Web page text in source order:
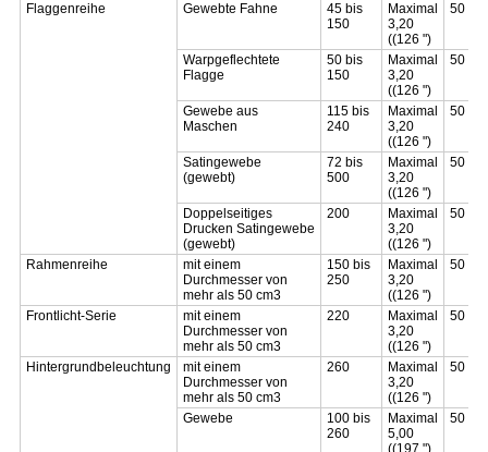
Flaggenreihe
Gewebte Fahne
45 bis
150
Maximal
3,20
((126 ")
50
Warpgeflechtete
Flagge
50 bis
150
Maximal
3,20
((126 ")
50
Gewebe aus
Maschen
115 bis
240
Maximal
3,20
((126 ")
50
Satingewebe
(gewebt)
72 bis
500
Maximal
3,20
((126 ")
50
Doppelseitiges
Drucken Satingewebe
(gewebt)
200
Maximal
3,20
((126 ")
50
Rahmenreihe
mit einem
Durchmesser von
mehr als 50 cm3
150 bis
250
Maximal
3,20
((126 ")
50
Frontlicht-Serie
mit einem
Durchmesser von
mehr als 50 cm3
220
Maximal
3,20
((126 ")
50
Hintergrundbeleuchtung
mit einem
Durchmesser von
mehr als 50 cm3
260
Maximal
3,20
((126 ")
50
Gewebe
100 bis
260
Maximal
5,00
50